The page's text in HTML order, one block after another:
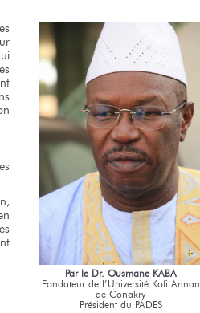
Par le Dr. Ousmane KABA
Fondateur de l’Université Kofi Annan
de Conakry
Président du PADES